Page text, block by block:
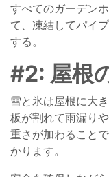
すべてのガーデン
て、凍結してパイ
する。
#2: 屋根
雪と氷は屋根に大
板が割れて雨漏り
重さが加わること
かります。